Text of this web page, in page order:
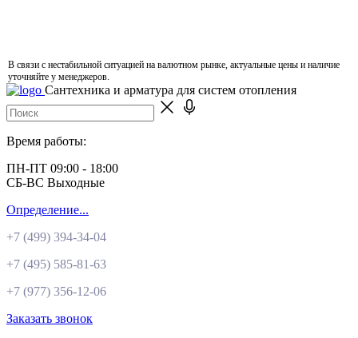
В связи с нестабильной ситуацией на валютном рынке, актуальные цены и наличие
уточняйте у менеджеров.
Сантехника и арматура для систем отопления
Время работы:
ПН-ПТ 09:00 - 18:00
СБ-ВС Выходные
Определение...
+7 (499) 394-34-04
+7 (495) 585-81-63
+7 (977) 356-12-06
Заказать звонок